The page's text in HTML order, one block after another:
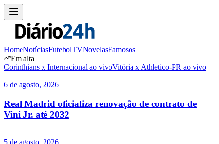
HomeNotíciasFutebolTVNovelasFamosos
Em alta
Corinthians x Internacional ao vivoVitória x Athletico-PR ao vivo
6 de agosto, 2026
Real Madrid oficializa renovação de contrato de
Vini Jr. até 2032
5 de agosto, 2026